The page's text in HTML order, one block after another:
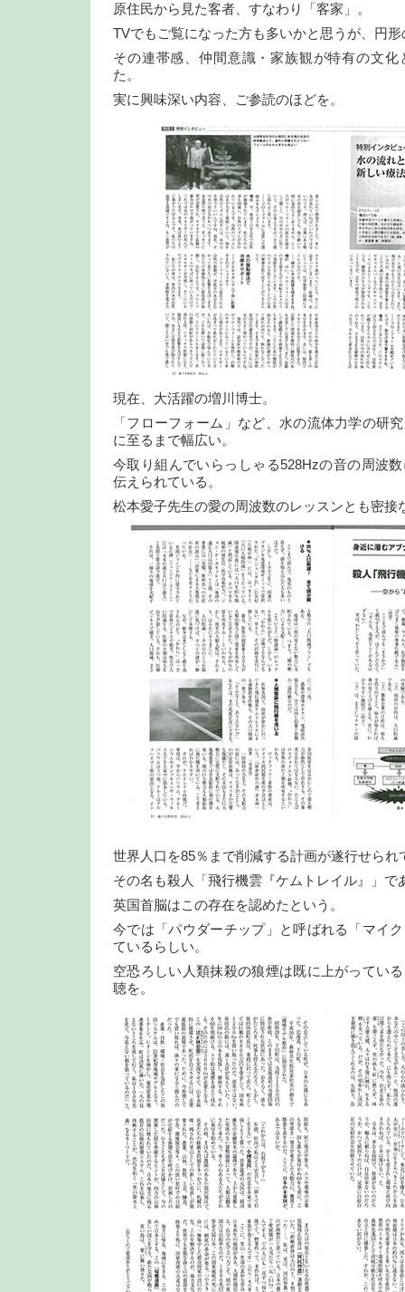
原住民から見た客者、すなわり「客家」。
TVでもご覧になった方も多いかと思うが、円
その連帯感、仲間意識・家族観が特有の文
た。
実に興味深い内容、ご参読のほどを。
現在、大活躍の増川博士。
「フローフォーム」など、水の流体力学の研
に至るまで幅広い。
今取り組んでいらっしゃる528Hzの音の周波
伝えられている。
松本愛子先生の愛の周波数のレッスンとも密接
世界人口を85％まで削減する計画が遂行せられ
その名も殺人「飛行機雲『ケムトレイル』」で
英国首脳はこの存在を認めたという。
今では「パウダーチップ」と呼ばれる「マイ
ているらしい。
空恐ろしい人類抹殺の狼煙は既に上がってい
聴を。